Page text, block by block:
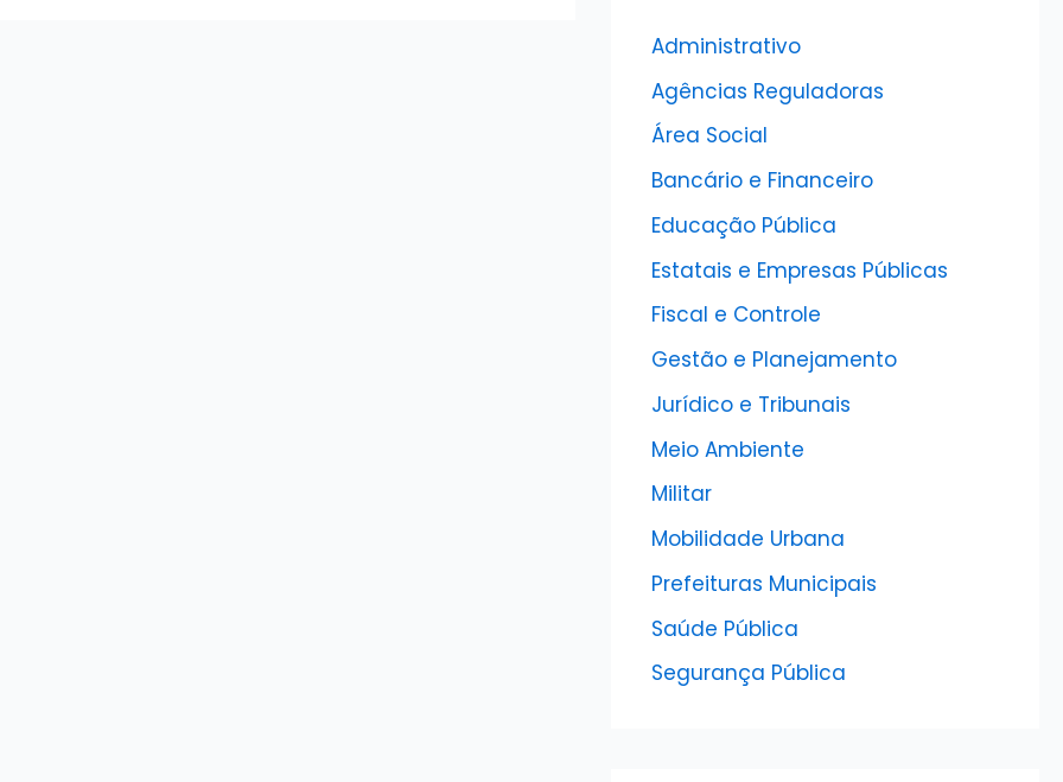
Administrativo
Agências Reguladoras
Área Social
Bancário e Financeiro
Educação Pública
Estatais e Empresas Públicas
Fiscal e Controle
Gestão e Planejamento
Jurídico e Tribunais
Meio Ambiente
Militar
Mobilidade Urbana
Prefeituras Municipais
Saúde Pública
Segurança Pública